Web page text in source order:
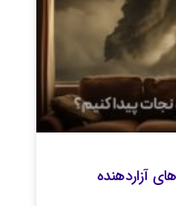
آزاردهنده